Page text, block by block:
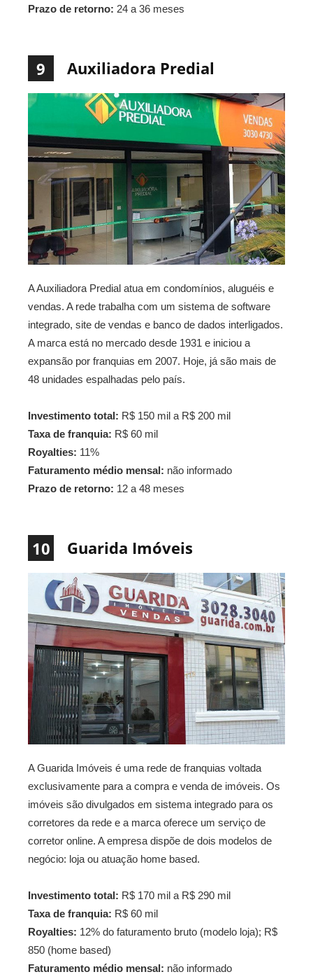
Prazo de retorno: 24 a 36 meses
9 Auxiliadora Predial
A Auxiliadora Predial atua em condomínios, aluguéis e
vendas. A rede trabalha com um sistema de software
integrado, site de vendas e banco de dados interligados.
A marca está no mercado desde 1931 e iniciou a
expansão por franquias em 2007. Hoje, já são mais de
48 unidades espalhadas pelo país.
Investimento total: R$ 150 mil a R$ 200 mil
Taxa de franquia: R$ 60 mil
Royalties: 11%
Faturamento médio mensal: não informado
Prazo de retorno: 12 a 48 meses
10 Guarida Imóveis
A Guarida Imóveis é uma rede de franquias voltada
exclusivamente para a compra e venda de imóveis. Os
imóveis são divulgados em sistema integrado para os
corretores da rede e a marca oferece um serviço de
corretor online. A empresa dispõe de dois modelos de
negócio: loja ou atuação home based.
Investimento total: R$ 170 mil a R$ 290 mil
Taxa de franquia: R$ 60 mil
Royalties: 12% do faturamento bruto (modelo loja); R$
850 (home based)
Faturamento médio mensal: não informado